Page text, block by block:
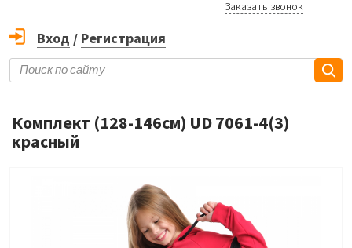
Заказать звонок
Вход / Регистрация
Комплект (128-146см) UD 7061-4(3)
красный